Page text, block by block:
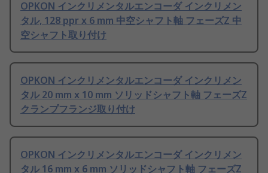
OPKON インクリメンタルエンコーダ インクリメン
タル, 128 ppr x 6 mm 中空シャフト軸 フェーズZ 中
空シャフト取り付け
OPKON インクリメンタルエンコーダ インクリメン
タル 20 mm x 10 mm ソリッドシャフト軸 フェーズZ
クランプフランジ取り付け
OPKON インクリメンタルエンコーダ インクリメン
タル 16 mm x 6 mm ソリッドシャフト軸 フェーズZ